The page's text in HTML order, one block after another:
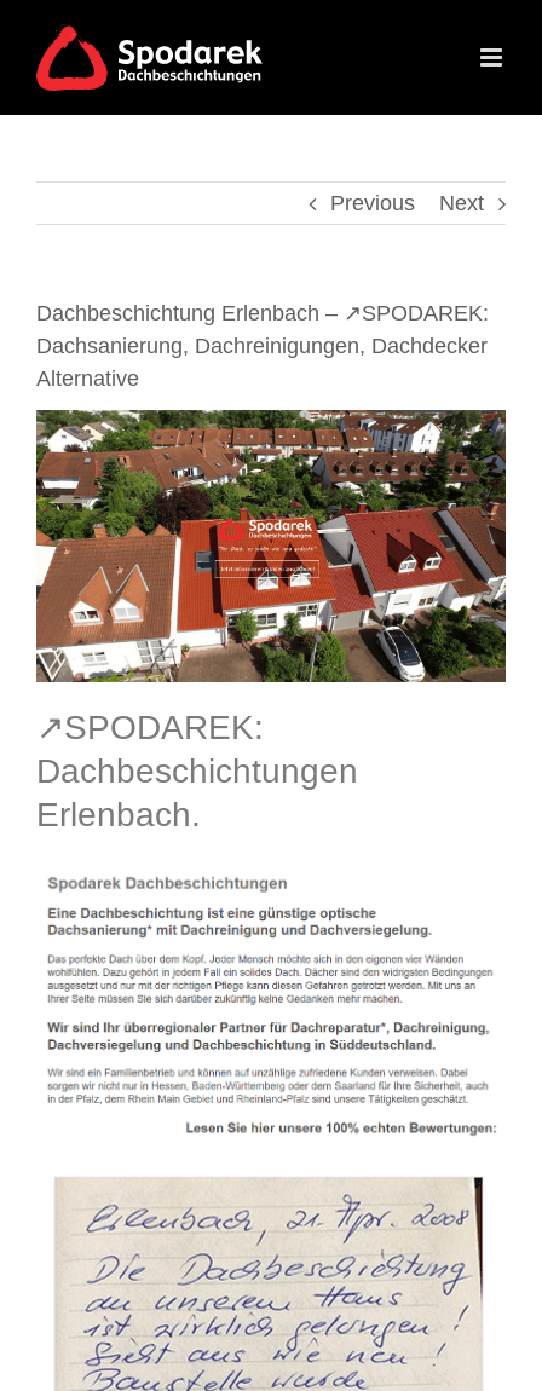
content
Previous Next
Dachbeschichtung Erlenbach – ↗️SPODAREK:
Dachsanierung, Dachreinigungen, Dachdecker
Alternative
↗️SPODAREK:
Dachbeschichtungen
Erlenbach.